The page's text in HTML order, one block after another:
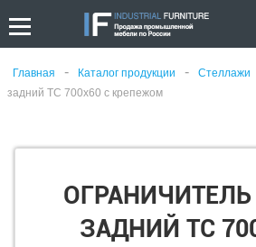
Главная - Каталог продукции - Стеллажи
задний ТС 700x60 с крепежом
ЗАДНИЙ ТС